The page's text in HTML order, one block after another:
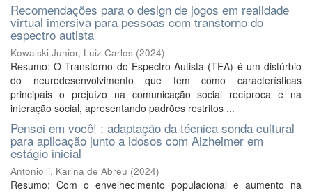
Recomendações para o design de jogos em realidade
virtual imersiva para pessoas com transtorno do
espectro autista
Kowalski Junior, Luiz Carlos (2024)
Resumo: O Transtorno do Espectro Autista (TEA) é um distúrbio
do neurodesenvolvimento que tem como características
principais o prejuízo na comunicação social recíproca e na
interação social, apresentando padrões restritos ...
Pensei em você! : adaptação da técnica sonda cultural
para aplicação junto a idosos com Alzheimer em
estágio inicial
Antoniolli, Karina de Abreu (2024)
Resumo: Com o envelhecimento populacional e aumento na